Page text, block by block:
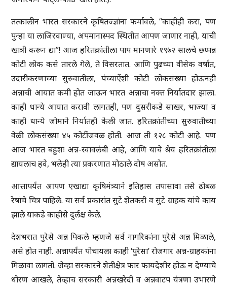
तत्कालीन भारत सरकारने कृषितज्ज्ञांना फर्मावले, ‘‘काहीही करा, पण
पुन्हा या लाजिरवाण्या, अपमानास्पद स्थितीत आपण जाणार नाही, याची
खात्री करून द्या’’! आज हरितक्रांतीला पाप मानणारे १९७२ सालचे छप्पन्न
कोटी लोक कसे तारले गेले, ते विसरतात. आणि पुढच्या वीसेक वर्षांत,
उदारीकरणाच्या सुरुवातीला, पंच्याऐंशी कोटी लोकसंख्या होऊनही
अन्नाची आयात कमी होत जाऊन भारत अन्नाचा नक्त निर्यातदार झाला.
काही धान्ये आयात करावी लागतही, पण दुसरीकडे साखर, भाज्या व
काही धान्ये जोमाने निर्यातही केली जात. हरितक्रांतीच्या सुरुवातीच्या
वेळी लोकसंख्या ४५ कोटींजवळ होती. आज ती १२८ कोटी आहे. पण
आज भारत बहुशः अन्न-स्वावलंबी आहे, आणि याचे श्रेय हरितक्रांतीला
द्यायलाच हवे, भलेही त्या प्रकरणात मोठाले दोष असोत.
आत्तापर्यंत आपण एखाद्या कृषिमंत्र्याने इतिहास तपासावा तसे ढोबळ
रेषांचे चित्र पाहिले. या सर्व प्रकारांत सुटे शेतकरी व सुटे ग्राहक यांचे काय
झाले याकडे काहीसे दुर्लक्ष केले.
देशभरात पुरेसे अन्न पिकले म्हणजे सर्व नागरिकांना पुरेसे अन्न मिळाले,
असे होत नाही. अन्नापर्यंत पोचायला काही ‘पुरेसा’ रोजगार अन्न-ग्राहकांना
मिळावा लागतो. जेव्हा सरकारने शेतीक्षेत्र फार फायदेशीर होऊ न देण्याचे
धोरण आखले, तेव्हाच सरकारी अन्नखरेदी व अन्नवाटप यंत्रणा उभारणे